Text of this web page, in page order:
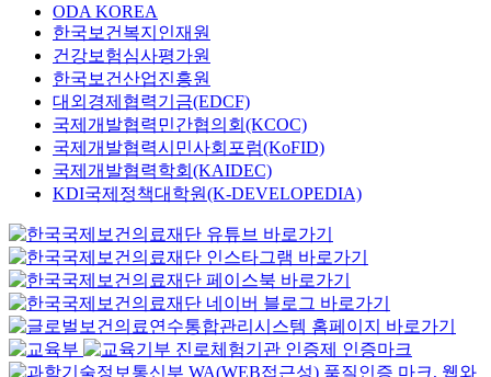
ODA KOREA
한국보건복지인재원
건강보험심사평가원
한국보건산업진흥원
대외경제협력기금(EDCF)
국제개발협력민간협의회(KCOC)
국제개발협력시민사회포럼(KoFID)
국제개발협력학회(KAIDEC)
KDI국제정책대학원(K-DEVELOPEDIA)